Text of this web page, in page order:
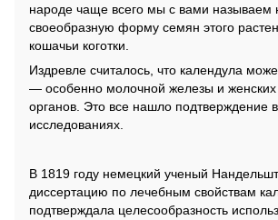
народе чаще всего мы с вами называем
своеобразную форму семян этого
кошачьи коготки.
Издревле считалось, что календула
— особенно молочной железы и
органов. Это все нашло подтверждение
исследованиях.
В 1819 году немецкий ученый
диссертацию по лечебным свойствам
подтверждала целесообразность